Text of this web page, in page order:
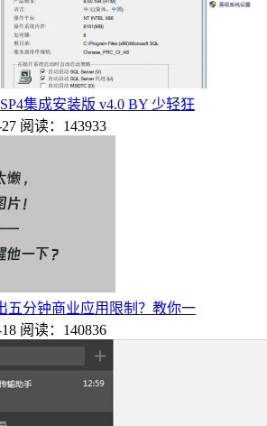
集成安装版 v4.0 BY 少轻狂
阅读：143933
五分钟商业应用限制？教你一
阅读：140836